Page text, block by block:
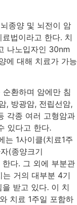
종양 및 뇌전이 암
법이라고 한다. 치
나노입자인 30nm
에 대해 치료가 가능
환하며 암에만 침
, 방광암, 전립선암,
각종 여러 고형암과
있다고 한다.
는 1사이클(치료1주
(종양크기
다. 그 외에 부분관
거의 대부분 4기
받고 있다. 이 치
치료 1주일 포함하